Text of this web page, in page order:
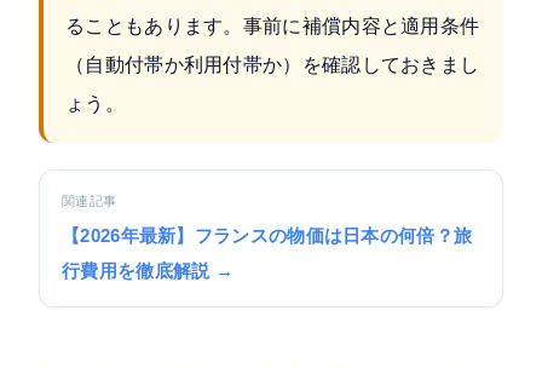
ることもあります。事前に補償内容と適用条件
（自動付帯か利用付帯か）を確認しておきまし
ょう。
関連記事
【2026年最新】フランスの物価は日本の何倍？旅
行費用を徹底解説 →